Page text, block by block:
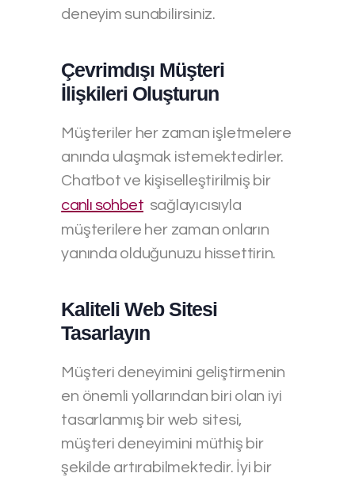
deneyim sunabilirsiniz.
Çevrimdışı Müşteri
İlişkileri Oluşturun
Müşteriler her zaman işletmelere
anında ulaşmak istemektedirler.
Chatbot ve kişiselleştirilmiş bir
canlı sohbet sağlayıcısıyla
müşterilere her zaman onların
yanında olduğunuzu hissettirin.
Kaliteli Web Sitesi
Tasarlayın
Müşteri deneyimini geliştirmenin
en önemli yollarından biri olan iyi
tasarlanmış bir web sitesi,
müşteri deneyimini müthiş bir
şekilde artırabilmektedir. İyi bir